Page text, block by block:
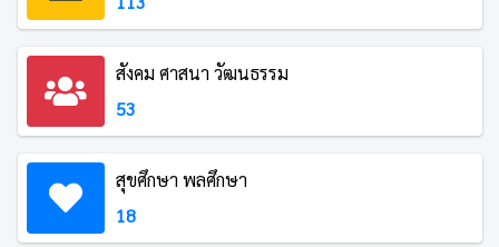
สังคม ศาสนา วัฒนธรรม
53
สุขศึกษา พลศึกษา
18